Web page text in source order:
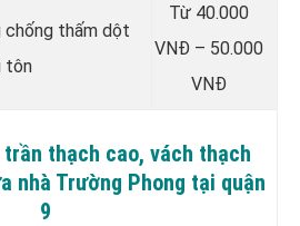
chống thấm dột
tôn
Từ 40.000
VNĐ – 50.000
VNĐ
thạch cao, vách thạch
nhà Trường Phong tại quận
9